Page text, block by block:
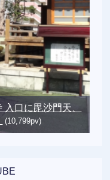
口に毘沙門天、
(10,799pv)